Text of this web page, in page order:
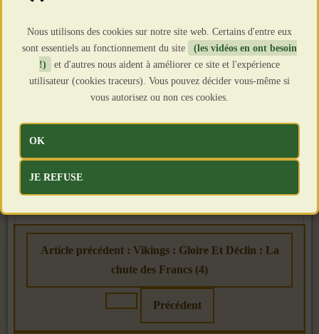
Article précédent : Vikings : Gloire Et Déclin : La
chute des Francs (4)
Précédent
Nous utilisons des cookies sur notre site web. Certains d'entre eux
sont essentiels au fonctionnement du site
(les vidéos en ont besoin
!)
et d'autres nous aident à améliorer ce site et l'expérience
utilisateur (cookies traceurs). Vous pouvez décider vous-même si
vous autorisez ou non ces cookies.
OK
JE REFUSE